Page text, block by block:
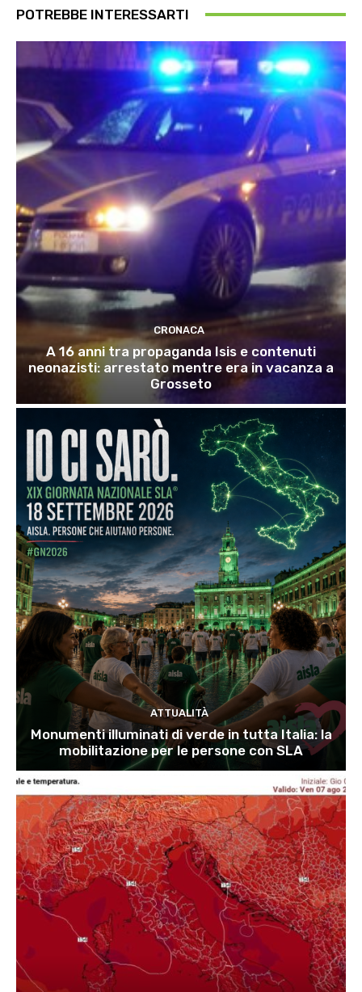
POTREBBE INTERESSARTI
CRONACA
A 16 anni tra propaganda Isis e contenuti
neonazisti: arrestato mentre era in vacanza a
Grosseto
ATTUALITÀ
Monumenti illuminati di verde in tutta Italia: la
mobilitazione per le persone con SLA